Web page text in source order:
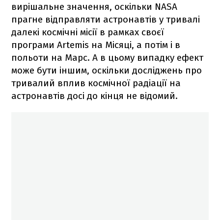
вирішальне значення, оскільки NASA
прагне відправляти астронавтів у тривалі
далекі космічні місії в рамках своєї
програми Artemis на Місяці, а потім і в
польоти на Марс. А в цьому випадку ефект
може бути іншим, оскільки досліджень про
тривалий вплив космічної радіації на
астронавтів досі до кінця не відомий.